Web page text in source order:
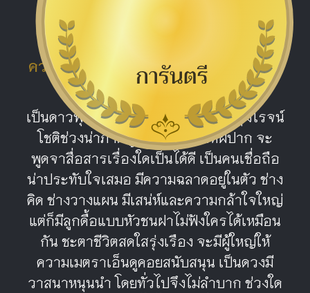
ดีมาก
ความหมายผลรวม หมายเลข 44 ฝีปาก
ดี
เป็นดาวพุธสองดวงหนุนนำให้มีความรุ่งโรจน์
โชติช่วงน่าภาคภูมิ คนเลขนี้มีดีที่ฝีปาก จะ
พูดจาสื่อสารเรื่องใดเป็นได้ดี เป็นคนเชื่อถือ
น่าประทับใจเสมอ มีความฉลาดอยู่ในตัว ช่าง
คิด ช่างวางแผน มีเสน่ห์และความกล้าใจใหญ่
แต่ก็มีลูกดื้อแบบหัวชนฝาไม่ฟังใครได้เหมือน
กัน ชะตาชีวิตสดใสรุ่งเรือง จะมีผู้ใหญ่ให้
ความเมตราเอ็นดูคอยสนับสนุน เป็นดวงมี
วาสนาหนุนนำ โดยทั่วไปจึงไม่ลำบาก ช่วงใด